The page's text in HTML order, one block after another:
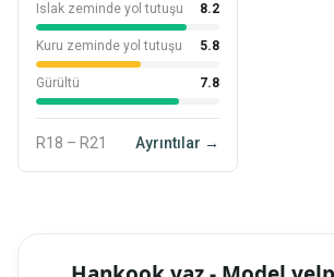
Islak zeminde yol tutuşu 8.2
Kuru zeminde yol tutuşu 5.8
Gürültü 7.8
R18 – R21 Ayrıntılar →